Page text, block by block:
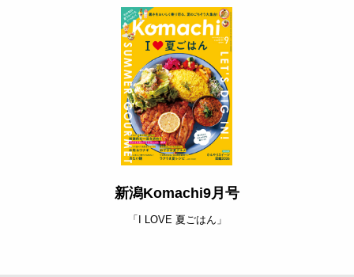
新潟Komachi9月号
「I LOVE 夏ごはん」